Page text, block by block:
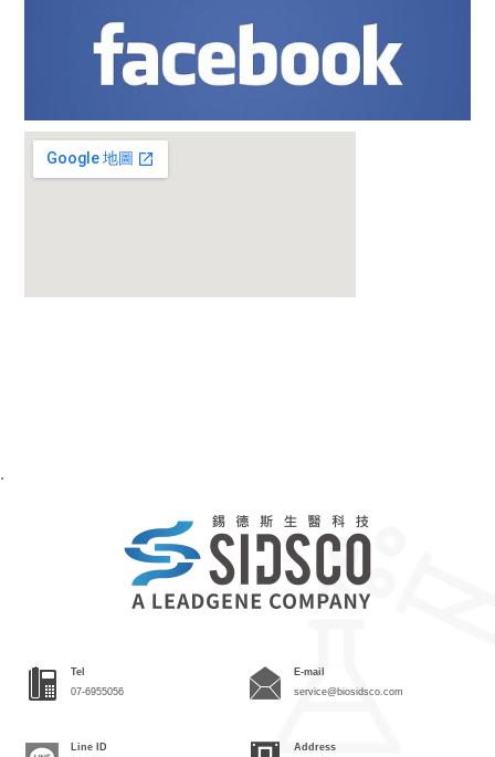
.
Tel
07-6955056
E-mail
service@biosidsco.com
Line ID Address